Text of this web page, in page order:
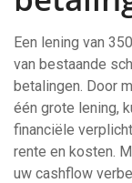
Een lening van
van bestaande
betalingen. Door
één grote lening,
financiële
rente en kosten.
uw cashflow